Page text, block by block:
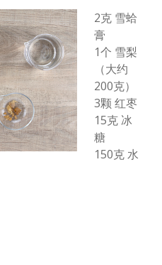
2克 雪蛤
膏
1个 雪梨
（大约
200克）
3颗 红枣
15克 冰
糖
150克 水